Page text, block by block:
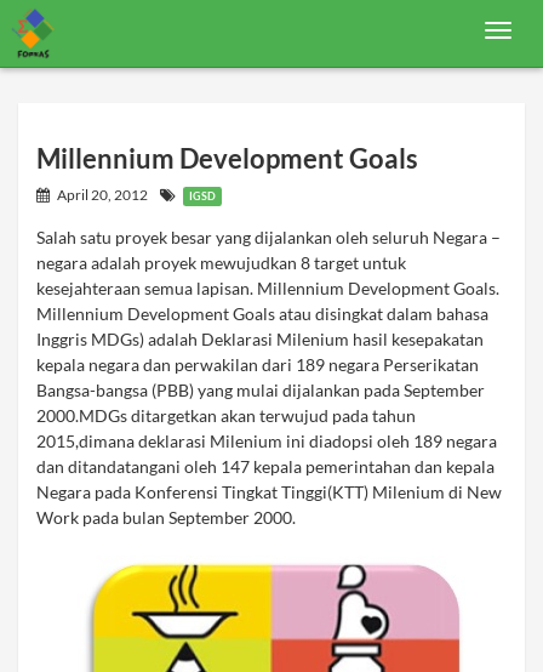
T
g
a
Millennium Development Goals
April 20, 2012 IGSD
Salah satu proyek besar yang dijalankan oleh seluruh Negara –
negara adalah proyek mewujudkan 8 target untuk
kesejahteraan semua lapisan. Millennium Development Goals.
Millennium Development Goals atau disingkat dalam bahasa
Inggris MDGs) adalah Deklarasi Milenium hasil kesepakatan
kepala negara dan perwakilan dari 189 negara Perserikatan
Bangsa-bangsa (PBB) yang mulai dijalankan pada September
2000.MDGs ditargetkan akan terwujud pada tahun
2015,dimana deklarasi Milenium ini diadopsi oleh 189 negara
dan ditandatangani oleh 147 kepala pemerintahan dan kepala
Negara pada Konferensi Tingkat Tinggi(KTT) Milenium di New
Work pada bulan September 2000.